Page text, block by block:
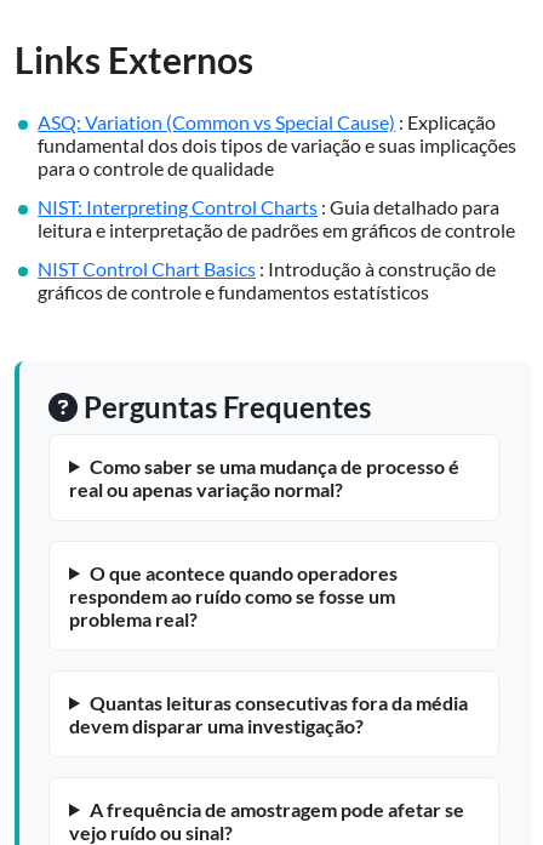
Links Externos
ASQ: Variation (Common vs Special Cause) : Explicação
fundamental dos dois tipos de variação e suas implicações
para o controle de qualidade
NIST: Interpreting Control Charts : Guia detalhado para
leitura e interpretação de padrões em gráficos de controle
NIST Control Chart Basics : Introdução à construção de
gráficos de controle e fundamentos estatísticos
Perguntas Frequentes
Como saber se uma mudança de processo é
real ou apenas variação normal?
O que acontece quando operadores
respondem ao ruído como se fosse um
problema real?
Quantas leituras consecutivas fora da média
devem disparar uma investigação?
A frequência de amostragem pode afetar se
vejo ruído ou sinal?